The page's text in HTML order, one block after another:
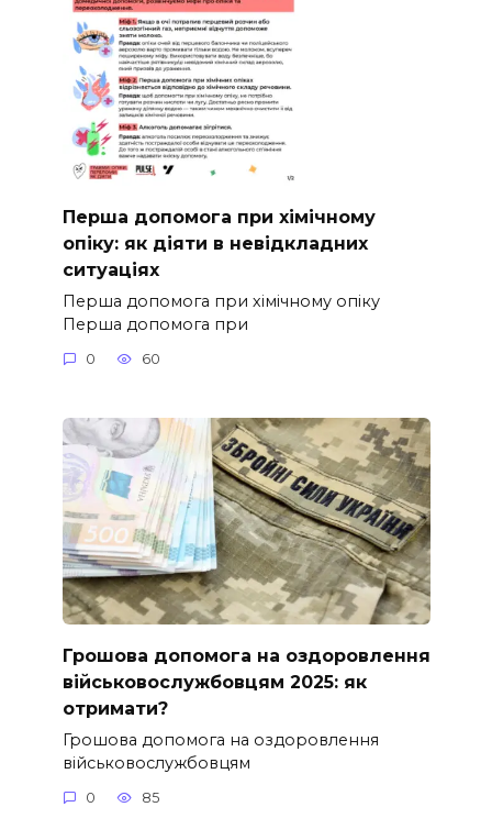
Перша допомога при хімічному
опіку: як діяти в невідкладних
ситуаціях
Перша допомога при хімічному опіку
Перша допомога при
0 60
Грошова допомога на оздоровлення
військовослужбовцям 2025: як
отримати?
Грошова допомога на оздоровлення
військовослужбовцям
0 85